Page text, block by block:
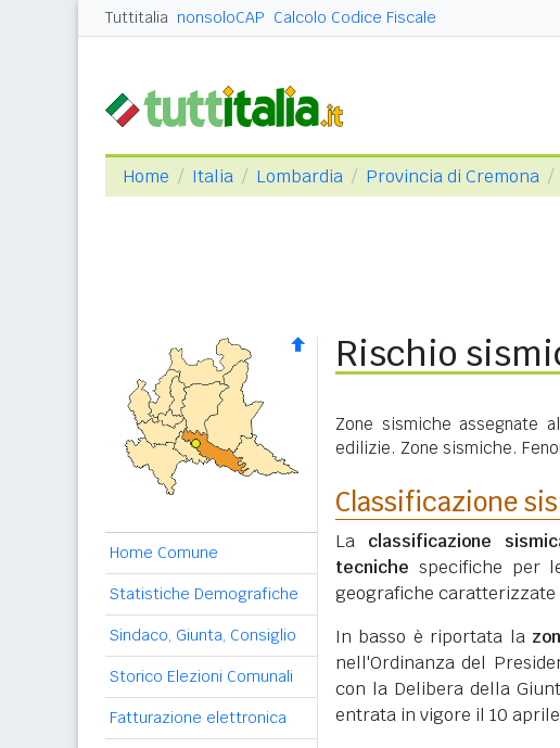
Tuttitalia nonsoloCAP Calcolo Codice Fiscale
Home Italia Lombardia Provincia di Cremona
Home Comune
Statistiche Demografiche
Sindaco, Giunta, Consiglio
Storico Elezioni Comunali
Fatturazione elettronica
Rischio
Zone sismiche assegnate
edilizie. Zone sismiche.
Classificazione
La classificazione
tecniche specifiche per
geografiche caratterizzate
In basso è riportata la
nell'Ordinanza del
con la Delibera della
entrata in vigore il 10 aprile